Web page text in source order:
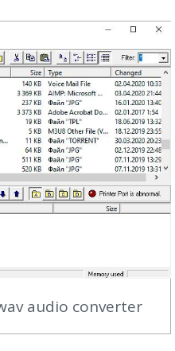
audio converter